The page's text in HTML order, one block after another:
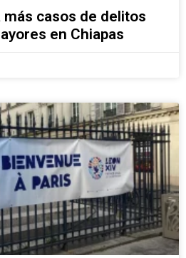
casos de delitos
en Chiapas